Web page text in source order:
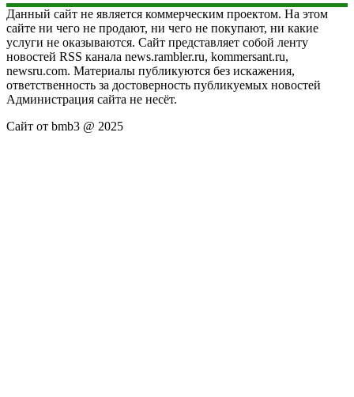
Данный сайт не является коммерческим проектом. На этом
сайте ни чего не продают, ни чего не покупают, ни какие
услуги не оказываются. Сайт представляет собой ленту
новостей RSS канала news.rambler.ru, kommersant.ru,
newsru.com. Материалы публикуются без искажения,
ответственность за достоверность публикуемых новостей
Администрация сайта не несёт.
Сайт от bmb3 @ 2025